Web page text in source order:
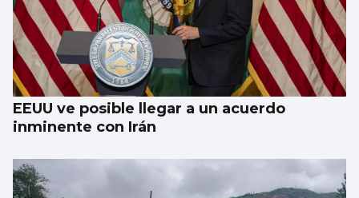
EEUU ve posible llegar a un acuerdo
inminente con Irán